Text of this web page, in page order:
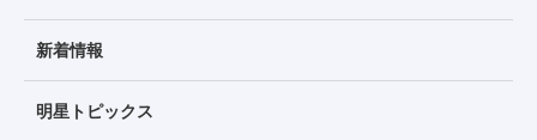
新着情報
明星トピックス